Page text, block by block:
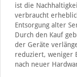
ist die
verbraucht
Entsorgung alter
Durch den Kauf
der Geräte
reduziert, weniger
nach neuer